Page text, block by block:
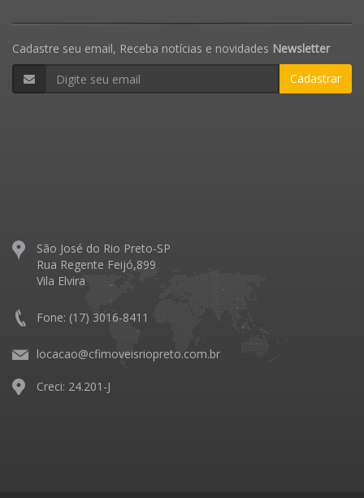
Cadastre seu email, Receba notícias e novidades Newsletter
Cadastrar
São José do Rio Preto-SP
Rua Regente Feijó,899
Vila Elvira
Fone: (17) 3016-8411
locacao@cfimoveisriopreto.com.br
Creci: 24.201-J